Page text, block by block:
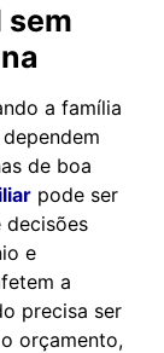
sem
a família
de boa
pode ser
decisões
e
a
precisa ser
orçamento,